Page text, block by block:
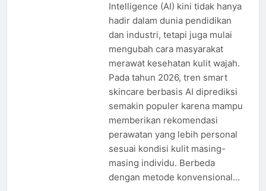
Intelligence (AI) kini tidak hanya
hadir dalam dunia pendidikan
dan industri, tetapi juga mulai
mengubah cara masyarakat
merawat kesehatan kulit wajah.
Pada tahun 2026, tren smart
skincare berbasis AI diprediksi
semakin populer karena mampu
memberikan rekomendasi
perawatan yang lebih personal
sesuai kondisi kulit masing-
masing individu. Berbeda
dengan metode konvensional…